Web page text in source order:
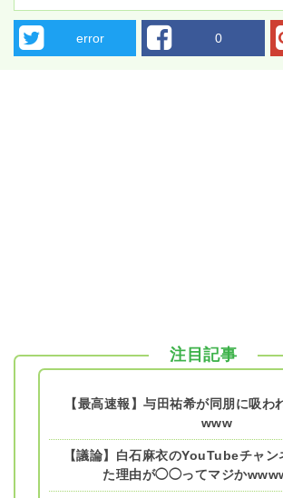
error 0
注目記事
【最高速報】与田祐希が同朋に吸
www
【議論】白石麻衣のYouTubeチャン
た理由が◯◯ってマジか